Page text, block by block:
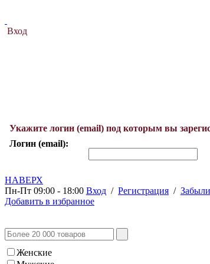
Вход
Укажите логин (email) под которым вы
Логин (email):
НАВЕРХ
Пн-Пт 09:00 - 18:00 Вход / Регистрация /
Добавить в избранное
Женские